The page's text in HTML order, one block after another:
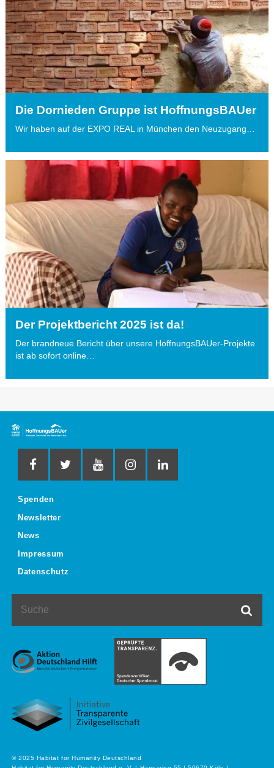
Die Dornieden Gruppe ist HoffnungsBAUer
Wir haben auf der EXPO REAL in München den Neuzugang…
Der Projektbericht 2025 ist da!
Der brandneue Bericht über unsere HoffnungsBAUer-Projekte
ist ab sofort online…
© 2025 Habitat for Humanity Deutschland
Spenden
Newsletter
News
Impressum
Datenschutz